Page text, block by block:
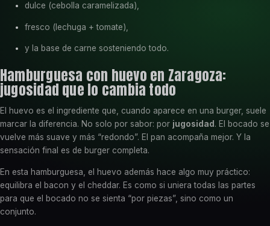
dulce (cebolla caramelizada),
fresco (lechuga + tomate),
y la base de carne sosteniendo todo.
Hamburguesa con huevo en Zaragoza:
jugosidad que lo cambia todo
El huevo es el ingrediente que, cuando aparece en una burger, suele
marcar la diferencia. No solo por sabor: por jugosidad . El bocado se
vuelve más suave y más “redondo”. El pan acompaña mejor. Y la
sensación final es de burger completa.
En esta hamburguesa, el huevo además hace algo muy práctico:
equilibra el bacon y el cheddar. Es como si uniera todas las partes
para que el bocado no se sienta “por piezas”, sino como un
conjunto.